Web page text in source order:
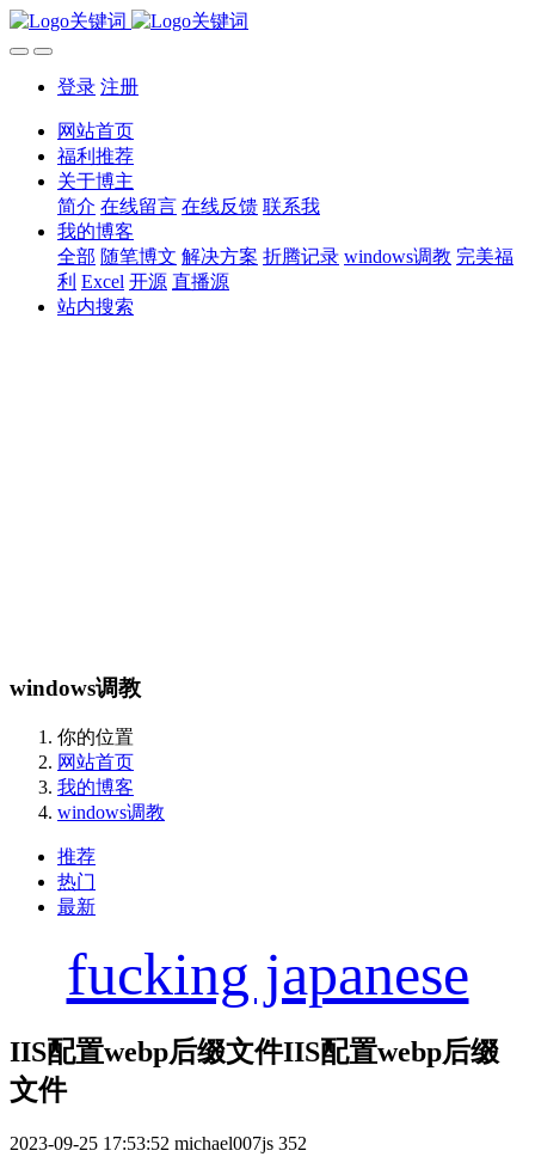
登录 注册
网站首页
福利推荐
关于博主
简介 在线留言 在线反馈 联系我
我的博客
全部 随笔博文 解决方案 折腾记录 windows调教 完美福
利 Excel 开源 直播源
站内搜索
windows调教
你的位置
网站首页
我的博客
windows调教
推荐
热门
最新
fucking japanese
IIS配置webp后缀文件IIS配置webp后缀
文件
2023-09-25 17:53:52 michael007js 352